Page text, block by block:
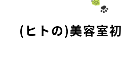
(ヒトの)美容室